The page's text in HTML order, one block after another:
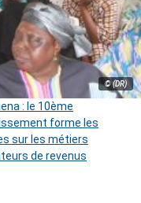
© (DR)
: le 10ème
forme les
sur les métiers
de revenus